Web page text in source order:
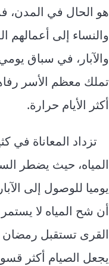
هو الحال في المدن،
والنساء إلى أعمالهم
والآبار، في سباق
تملك معظم الأسر
أكثر الأيام حرارة.
تزداد المعاناة
المياه، حيث يضطر
يوميا للوصول إلى
أن شح المياه لا
القرى تستقبل رمضان
يجعل الصيام أكثر